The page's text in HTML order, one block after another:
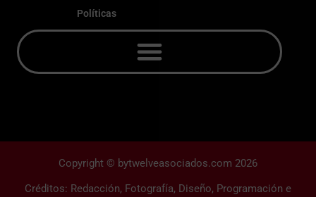
Políticas
Copyright © bytwelveasociados.com 2026
Créditos: Redacción, Fotografía, Diseño, Programación e